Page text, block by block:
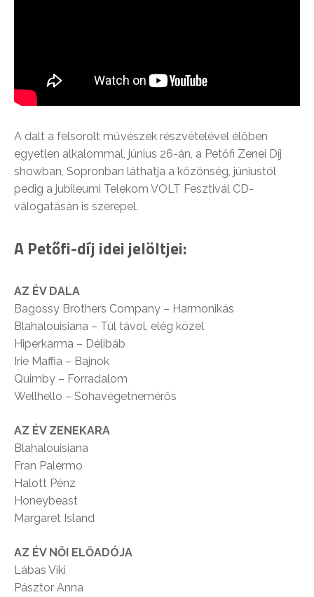
A dalt a felsorolt művészek részvételével élőben
egyetlen alkalommal, június 26-án, a Petőfi Zenei Díj
showban, Sopronban láthatja a közönség, júniustól
pedig a jubileumi Telekom VOLT Fesztivál CD-
válogatásán is szerepel.
A Petőfi-díj idei jelöltjei:
AZ ÉV DALA
Bagossy Brothers Company – Harmonikás
Blahalouisiana – Túl távol, elég közel
Hiperkarma – Délibáb
Irie Maffia – Bajnok
Quimby – Forradalom
Wellhello – Sohavégetnemérős
AZ ÉV ZENEKARA
Blahalouisiana
Fran Palermo
Halott Pénz
Honeybeast
Margaret Island
AZ ÉV NŐI ELŐADÓJA
Lábas Viki
Pásztor Anna